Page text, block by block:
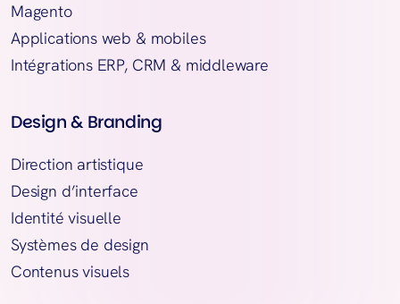
Magento
Applications web & mobiles
Intégrations ERP, CRM & middleware
Design & Branding
Direction artistique
Design d’interface
Identité visuelle
Systèmes de design
Contenus visuels